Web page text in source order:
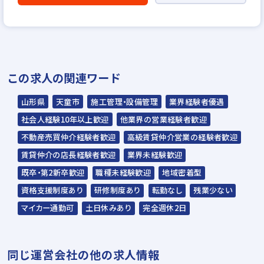
▼
説明選考会（電話面談）
式会社が行います＊
スラッシュ株式会社からのご連絡をお待ち
ください。
ご連絡までに7日程度いただく場合があり
ます。予めご了承ください。
担当：スラッシュ株式会社
本社：東京都港区赤坂2-15-16 赤坂ふく
面接（オンライン面接可）
この求人の関連ワード
山形県 天童市 施工管理・設備管理
業界経験者優遇
社会人経験10年以上歓迎
他業界の営業経験者歓迎
不動産売買仲介経験者歓迎
高級賃貸仲介営業の経験者歓迎
賃貸仲介の店長経験者歓迎
業界未経験歓迎
既卒・第2新卒歓迎
職種未経験歓迎
地域密着型
資格支援制度あり
研修制度あり 転勤なし
残業少ない
マイカー通勤可
土日休みあり 完全週休2日
同じ運営会社の他の求人情報